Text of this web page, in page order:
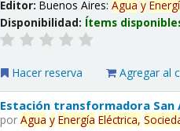
Editor:Buenos Aires:Agua y
Disponibilidad: Ítems
Hacer reserva Agregar al
Estación transformadora San
porAgua y Energía Eléctrica,